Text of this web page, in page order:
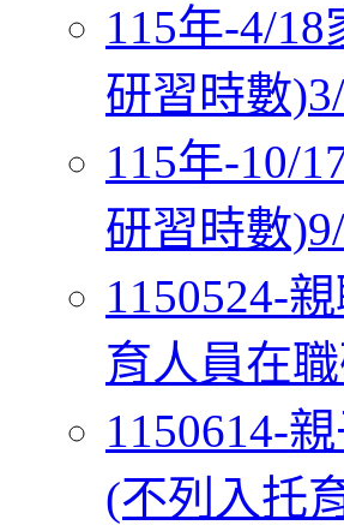
115年-4/
研習時數
115年-10/
研習時數
1150524-
育人員在
1150614-
(不列入托